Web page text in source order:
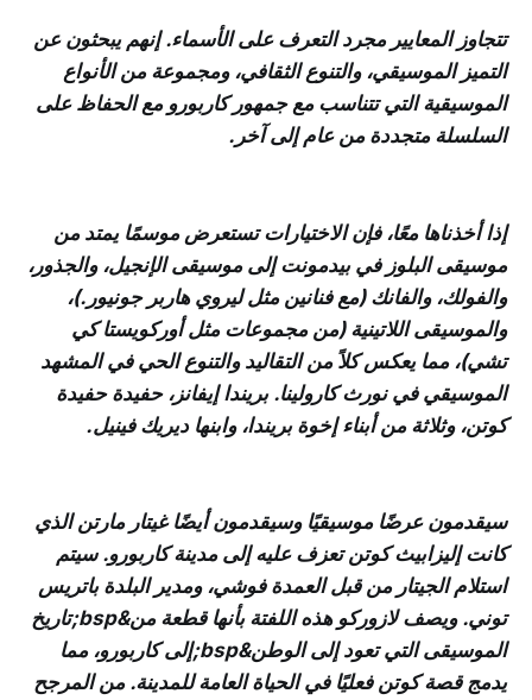
تتجاوز المعايير مجرد التعرف على الأسماء. إنهم يبحثون عن
التميز الموسيقي، والتنوع الثقافي، ومجموعة من الأنواع
الموسيقية التي تتناسب مع جمهور كاربورو مع الحفاظ على
السلسلة متجددة من عام إلى آخر.
إذا أخذناها معًا، فإن الاختيارات تستعرض موسمًا يمتد من
موسيقى البلوز في بيدمونت إلى موسيقى الإنجيل، والجذور،
والفولك، والفانك (مع فنانين مثل ليروي هاربر جونيور.)،
والموسيقى اللاتينية (من مجموعات مثل أوركويستا كي
تشي)، مما يعكس كلاً من التقاليد والتنوع الحي في المشهد
الموسيقي في نورث كارولينا. بريندا إيفانز، حفيدة حفيدة
كوتن، وثلاثة من أبناء إخوة بريندا، وابنها ديريك فينيل.
سيقدمون عرضًا موسيقيًا وسيقدمون أيضًا غيتار مارتن الذي
كانت إليزابيث كوتن تعزف عليه إلى مدينة كاربورو. سيتم
استلام الجيتار من قبل العمدة فوشي، ومدير البلدة باتريس
توني. ويصف لازوركو هذه اللفتة بأنها قطعة من&bsp;تاريخ
الموسيقى التي تعود إلى الوطن&bsp;إلى كاربورو، مما
يدمج قصة كوتن فعليًا في الحياة العامة للمدينة. من المرجح